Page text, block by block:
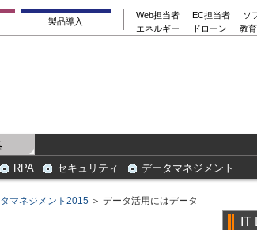
製品導入
Web担当者 EC担当者
ソ
エネルギー
ドローン 教
RPA セキュリティ データマネジメント
マネジメント2015 ＞ データ活用にはデータ
IT